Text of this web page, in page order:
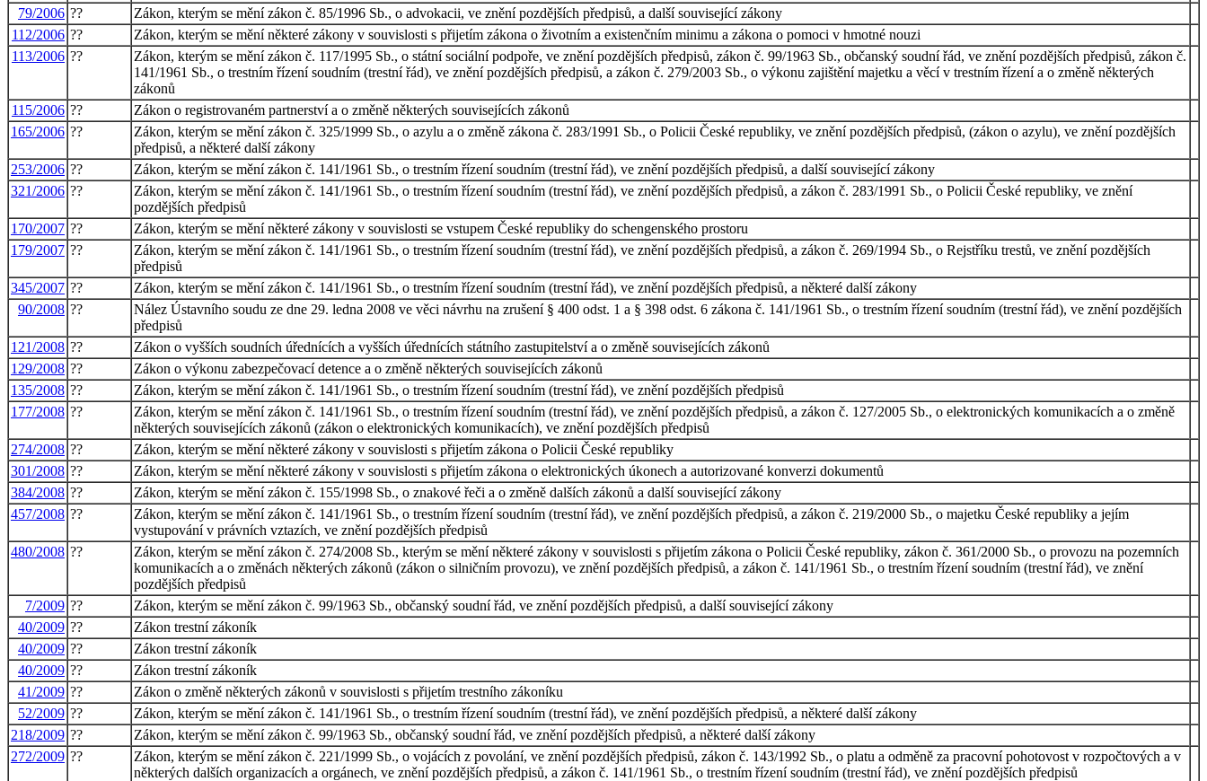
79/2006 ??
Zákon, kterým se mění zákon č. 85/1996 Sb., o advokacii, ve znění pozdějších předpisů, a další související zákony
112/2006 ??
Zákon, kterým se mění některé zákony v souvislosti s přijetím zákona o životním a existenčním minimu a zákona o pomoci v hmotné nouzi
113/2006 ??
Zákon, kterým se mění zákon č. 117/1995 Sb., o státní sociální podpoře, ve znění pozdějších předpisů, zákon č. 99/1963 Sb., občanský soudní řád, ve znění pozdějších předpisů, zákon č.
141/1961 Sb., o trestním řízení soudním (trestní řád), ve znění pozdějších předpisů, a zákon č. 279/2003 Sb., o výkonu zajištění majetku a věcí v trestním řízení a o změně některých
zákonů
115/2006 ??
Zákon o registrovaném partnerství a o změně některých souvisejících zákonů
165/2006 ??
Zákon, kterým se mění zákon č. 325/1999 Sb., o azylu a o změně zákona č. 283/1991 Sb., o Policii České republiky, ve znění pozdějších předpisů, (zákon o azylu), ve znění pozdějších
předpisů, a některé další zákony
253/2006 ??
Zákon, kterým se mění zákon č. 141/1961 Sb., o trestním řízení soudním (trestní řád), ve znění pozdějších předpisů, a další související zákony
321/2006 ??
Zákon, kterým se mění zákon č. 141/1961 Sb., o trestním řízení soudním (trestní řád), ve znění pozdějších předpisů, a zákon č. 283/1991 Sb., o Policii České republiky, ve znění
pozdějších předpisů
170/2007 ??
Zákon, kterým se mění některé zákony v souvislosti se vstupem České republiky do schengenského prostoru
179/2007 ??
Zákon, kterým se mění zákon č. 141/1961 Sb., o trestním řízení soudním (trestní řád), ve znění pozdějších předpisů, a zákon č. 269/1994 Sb., o Rejstříku trestů, ve znění pozdějších
předpisů
345/2007 ??
Zákon, kterým se mění zákon č. 141/1961 Sb., o trestním řízení soudním (trestní řád), ve znění pozdějších předpisů, a některé další zákony
90/2008 ??
Nález Ústavního soudu ze dne 29. ledna 2008 ve věci návrhu na zrušení § 400 odst. 1 a § 398 odst. 6 zákona č. 141/1961 Sb., o trestním řízení soudním (trestní řád), ve znění pozdějších
předpisů
121/2008 ??
Zákon o vyšších soudních úřednících a vyšších úřednících státního zastupitelství a o změně souvisejících zákonů
129/2008 ??
Zákon o výkonu zabezpečovací detence a o změně některých souvisejících zákonů
135/2008 ??
Zákon, kterým se mění zákon č. 141/1961 Sb., o trestním řízení soudním (trestní řád), ve znění pozdějších předpisů
177/2008 ??
Zákon, kterým se mění zákon č. 141/1961 Sb., o trestním řízení soudním (trestní řád), ve znění pozdějších předpisů, a zákon č. 127/2005 Sb., o elektronických komunikacích a o změně
některých souvisejících zákonů (zákon o elektronických komunikacích), ve znění pozdějších předpisů
274/2008 ??
Zákon, kterým se mění některé zákony v souvislosti s přijetím zákona o Policii České republiky
301/2008 ??
Zákon, kterým se mění některé zákony v souvislosti s přijetím zákona o elektronických úkonech a autorizované konverzi dokumentů
384/2008 ??
Zákon, kterým se mění zákon č. 155/1998 Sb., o znakové řeči a o změně dalších zákonů a další související zákony
457/2008 ??
Zákon, kterým se mění zákon č. 141/1961 Sb., o trestním řízení soudním (trestní řád), ve znění pozdějších předpisů, a zákon č. 219/2000 Sb., o majetku České republiky a jejím
vystupování v právních vztazích, ve znění pozdějších předpisů
480/2008 ??
Zákon, kterým se mění zákon č. 274/2008 Sb., kterým se mění některé zákony v souvislosti s přijetím zákona o Policii České republiky, zákon č. 361/2000 Sb., o provozu na pozemních
komunikacích a o změnách některých zákonů (zákon o silničním provozu), ve znění pozdějších předpisů, a zákon č. 141/1961 Sb., o trestním řízení soudním (trestní řád), ve znění
pozdějších předpisů
7/2009 ??
Zákon, kterým se mění zákon č. 99/1963 Sb., občanský soudní řád, ve znění pozdějších předpisů, a další související zákony
40/2009 ??
Zákon trestní zákoník
40/2009 ??
Zákon trestní zákoník
40/2009 ??
Zákon trestní zákoník
41/2009 ??
Zákon o změně některých zákonů v souvislosti s přijetím trestního zákoníku
52/2009 ??
Zákon, kterým se mění zákon č. 141/1961 Sb., o trestním řízení soudním (trestní řád), ve znění pozdějších předpisů, a některé další zákony
218/2009 ??
Zákon, kterým se mění zákon č. 99/1963 Sb., občanský soudní řád, ve znění pozdějších předpisů, a některé další zákony
272/2009 ??
Zákon, kterým se mění zákon č. 221/1999 Sb., o vojácích z povolání, ve znění pozdějších předpisů, zákon č. 143/1992 Sb., o platu a odměně za pracovní pohotovost v rozpočtových a v
některých dalších organizacích a orgánech, ve znění pozdějších předpisů, a zákon č. 141/1961 Sb., o trestním řízení soudním (trestní řád), ve znění pozdějších předpisů